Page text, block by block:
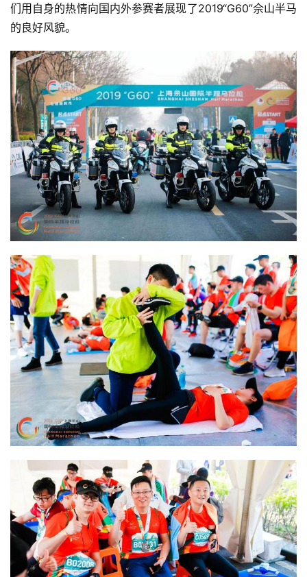
视
频
用
户
精
选
运
动
集
们用自身的热情向国内外参赛者展现了2019“G60”佘山半马
的良好风貌。